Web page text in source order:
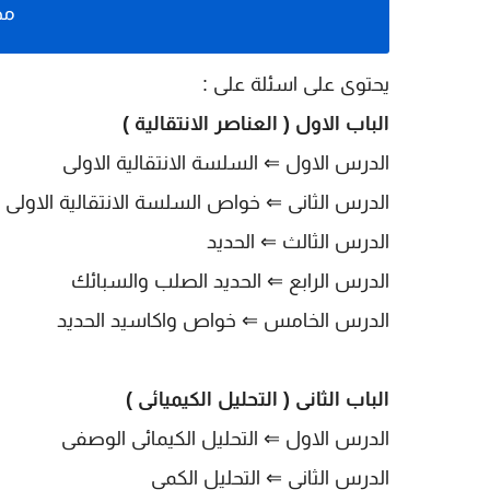
يحتوى على اسئلة على :
الباب الاول ( العناصر الانتقالية )
الدرس الاول ⇐ السلسة الانتقالية الاولى
الدرس الثانى ⇐ خواص السلسة الانتقالية الاولى
الدرس الثالث ⇐ الحديد
الدرس الرابع ⇐ الحديد الصلب والسبائك
الدرس الخامس ⇐ خواص واكاسيد الحديد
الباب الثانى ( التحليل الكيميائى )
الدرس الاول ⇐ التحليل الكيمائى الوصفى
الدرس الثانى ⇐ التحليل الكمى